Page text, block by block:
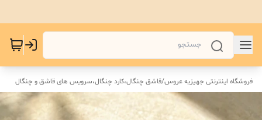
فروشگاه اینترنتی جهیزیه عروس/قاشق چنگال،کارد چنگال،سرویس های قاشق و چنگال